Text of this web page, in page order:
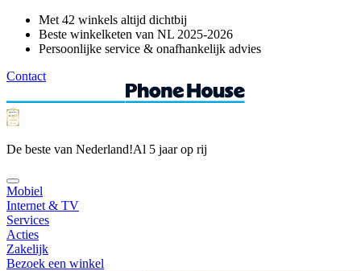
Met 42 winkels altijd dichtbij
Beste winkelketen van NL 2025-2026
Persoonlijke service & onafhankelijk advies
Contact
De beste van Nederland!Al 5 jaar op rij
Mobiel
Internet & TV
Services
Acties
Zakelijk
Bezoek een winkel